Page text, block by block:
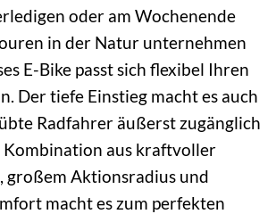
oder am Wochenende
in der Natur unternehmen
E-Bike passt sich flexibel Ihren
Der tiefe Einstieg macht es auch
Radfahrer äußerst zugänglich
Kombination aus kraftvoller
großem Aktionsradius und
macht es zum perfekten